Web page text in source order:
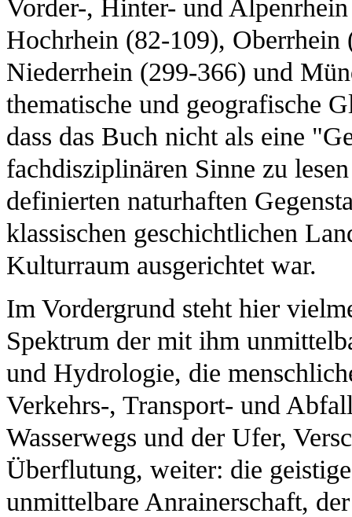
Vorder-, Hinter- und
Hochrhein (82-109),
Niederrhein (299-366) und
thematische und geografische
dass das Buch nicht als eine
fachdisziplinären Sinne zu
definierten naturhaften
klassischen geschichtlichen
Kulturraum ausgerichtet war.
Im Vordergrund steht hier
Spektrum der mit ihm
und Hydrologie, die
Verkehrs-, Transport- und
Wasserwegs und der Ufer,
Überflutung, weiter: die
unmittelbare Anrainerschaft,